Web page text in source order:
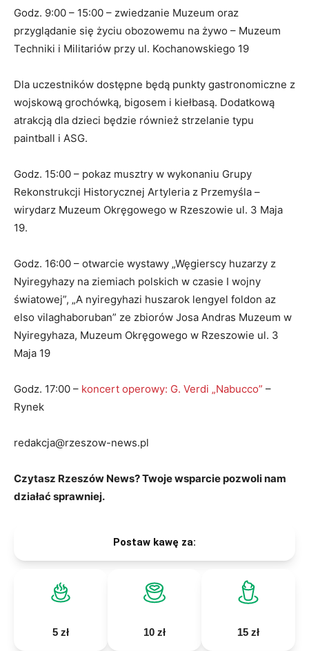
Godz. 9:00 – 15:00 – zwiedzanie Muzeum oraz
przyglądanie się życiu obozowemu na żywo – Muzeum
Techniki i Militariów przy ul. Kochanowskiego 19
Dla uczestników dostępne będą punkty gastronomiczne z
wojskową grochówką, bigosem i kiełbasą. Dodatkową
atrakcją dla dzieci będzie również strzelanie typu
paintball i ASG.
Godz. 15:00 – pokaz musztry w wykonaniu Grupy
Rekonstrukcji Historycznej Artyleria z Przemyśla –
wirydarz Muzeum Okręgowego w Rzeszowie ul. 3 Maja
19.
Godz. 16:00 – otwarcie wystawy „Węgierscy huzarzy z
Nyiregyhazy na ziemiach polskich w czasie I wojny
światowej”, „A nyiregyhazi huszarok lengyel foldon az
elso vilaghaboruban” ze zbiorów Josa Andras Muzeum w
Nyiregyhaza, Muzeum Okręgowego w Rzeszowie ul. 3
Maja 19
Godz. 17:00 – koncert operowy: G. Verdi „Nabucco” –
Rynek
redakcja@rzeszow-news.pl
Czytasz Rzeszów News? Twoje wsparcie pozwoli nam
działać sprawniej.
Postaw kawę za:
5 zł 10 zł 15 zł